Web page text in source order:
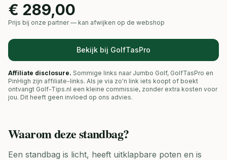
€ 289,00
Prijs bij onze partner — kan afwijken op de webshop
Bekijk bij GolfTasPro
Affiliate disclosure. Sommige links naar Jumbo Golf, GolfTasPro en
PinHigh zijn affiliate-links. Als je via zo'n link iets koopt of boekt
ontvangt Golf-Tips.nl een kleine commissie, zonder extra kosten voor
jou. Dit heeft geen invloed op ons advies.
Waarom dezestandbag?
Een standbag is licht, heeft uitklapbare poten en is